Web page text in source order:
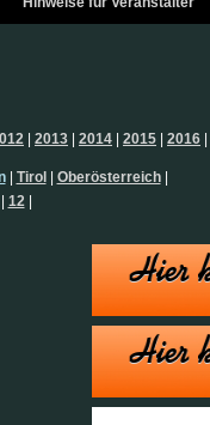
2013 2014 2015 2016
| Tirol Oberösterreich|
12